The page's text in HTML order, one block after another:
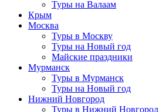
Туры на Валаам
Крым
Москва
Туры в Москву
Туры на Новый год
Майские праздники
Мурманск
Туры в Мурманск
Туры на Новый год
Нижний Новгород
Туры в Нижний Новгород